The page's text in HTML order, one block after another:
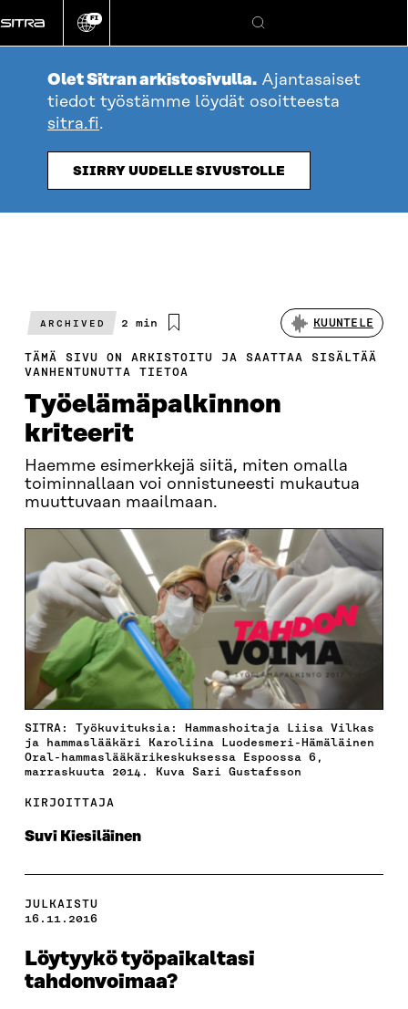
suoraan
sisältöön
Vaihda
kieli
FI
Hae
Olet Sitran arkistosivulla. Ajantasaiset
tiedot työstämme löydät osoitteesta
sitra.fi.
SIIRRY UUDELLE SIVUSTOLLE
ARCHIVED
Arvioitu
2 min KUUNTELE
TÄMÄ SIVU ON ARKISTOITU JA SAATTAA SISÄLTÄÄ
VANHENTUNUTTA TIETOA
Työelämäpalkinnon
kriteerit
Haemme esimerkkejä siitä, miten omalla
toiminnallaan voi onnistuneesti mukautua
muuttuvaan maailmaan.
SITRA: Työkuvituksia: Hammashoitaja Liisa Vilkas
ja hammaslääkäri Karoliina Luodesmeri-Hämäläinen
Oral-hammaslääkärikeskuksessa Espoossa 6,
marraskuuta 2014. Kuva Sari Gustafsson
KIRJOITTAJA
Suvi Kiesiläinen
JULKAISTU
16.11.2016
Löytyykö työpaikaltasi
tahdonvoimaa?